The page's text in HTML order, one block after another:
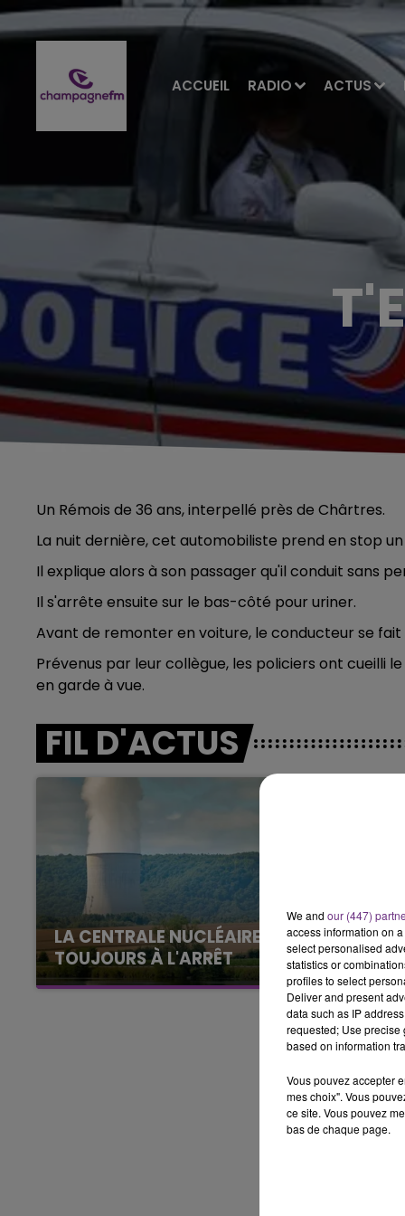
ACCUEIL RADIO ACTUS
CHAMPAGNE FM
Un Rémois de 36 ans, interpellé près de Chârtres.
La nuit dernière, cet automobiliste prend en stop
Il explique alors à son passager qu'il conduit sans
Il s'arrête ensuite sur le bas-côté pour uriner.
Avant de remonter en voiture, le conducteur se
Prévenus par leur collègue, les policiers ont cueilli
en garde à vue.
FIL D'ACTUS
LA CENTRALE NUCLÉAIRE DE CHOOZ
TOUJOURS À L'ARRÊT
Cela fait déjà une semaine que la centrale
nucléaire ardennaise est à l'arrêt. Une situation
justifiée par la sécheresse intense qui est
We and our (447)
access information on
select personalised
statistics or
profiles to select
Deliver and present
data such as IP
requested; Use precise
based on information
Vous pouvez accepter
mes choix". Vous
ce site. Vous pouvez
bas de chaque page.